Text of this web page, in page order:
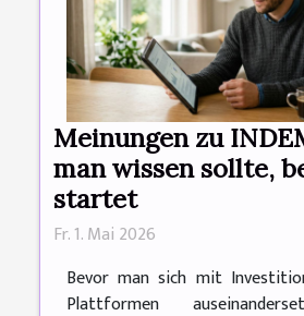
Meinungen zu
man wissen sollte,
startet
Fr. 1. Mai 2026
Bevor man sich mit
Plattformen